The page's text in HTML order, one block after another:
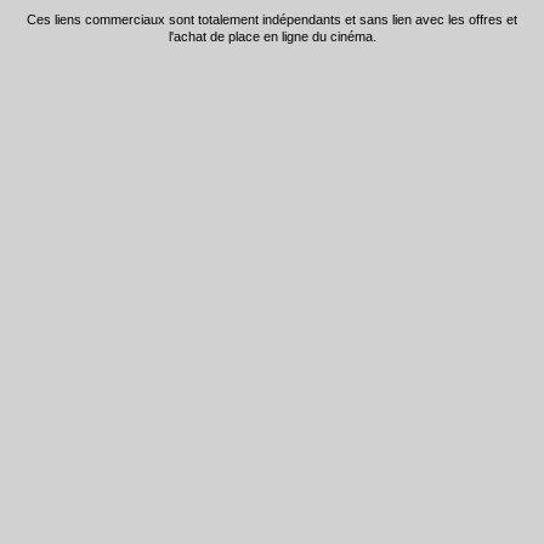
Ces liens commerciaux sont totalement indépendants et sans lien avec les offres et
l'achat de place en ligne du cinéma.